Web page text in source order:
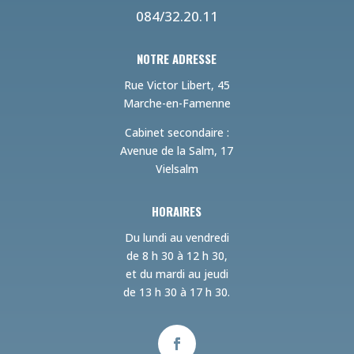
084/32.20.11
NOTRE ADRESSE
Rue Victor Libert, 45
Marche-en-Famenne
Cabinet secondaire :
Avenue de la Salm, 17
Vielsalm
HORAIRES
Du lundi au vendredi
de 8 h 30 à 12 h 30,
et du mardi au jeudi
de 13 h 30 à 17 h 30.